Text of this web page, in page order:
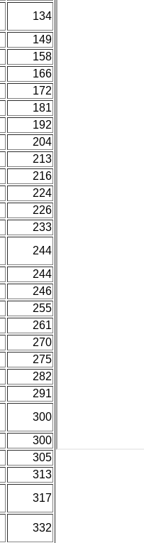
134
149
158
166
172
181
192
204
213
216
224
226
233
244
244
246
255
261
270
275
282
291
300
300
305
313
317
332